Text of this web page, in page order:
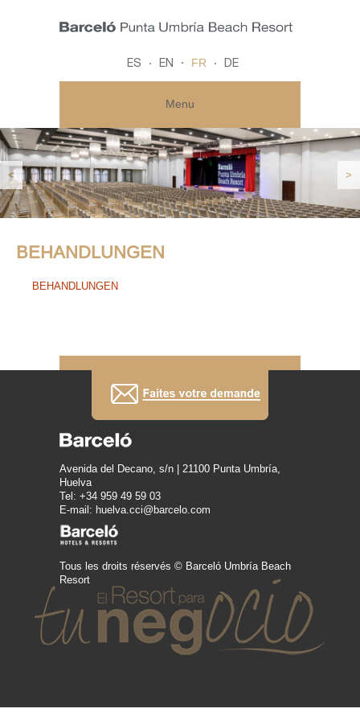
ES EN FR DE
Menu
< >
BEHANDLUNGEN
BEHANDLUNGEN
Avenida del Decano, s/n | 21100 Punta Umbría,
Huelva
Tel: +34 959 49 59 03
E-mail: huelva.cci@barcelo.com
Tous les droits réservés © Barceló Umbría Beach
Resort